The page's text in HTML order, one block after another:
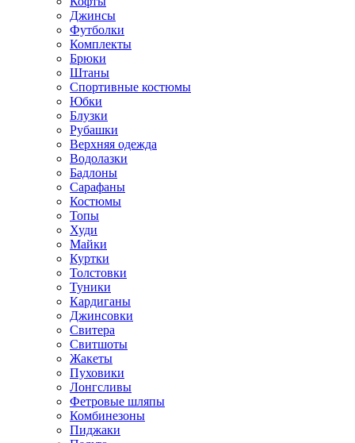
Джинсы
Футболки
Комплекты
Брюки
Штаны
Спортивные костюмы
Юбки
Блузки
Рубашки
Верхняя одежда
Водолазки
Бадлоны
Сарафаны
Костюмы
Топы
Худи
Майки
Куртки
Толстовки
Туники
Кардиганы
Джинсовки
Свитера
Свитшоты
Жакеты
Пуховики
Лонгсливы
Фетровые шляпы
Комбинезоны
Пиджаки